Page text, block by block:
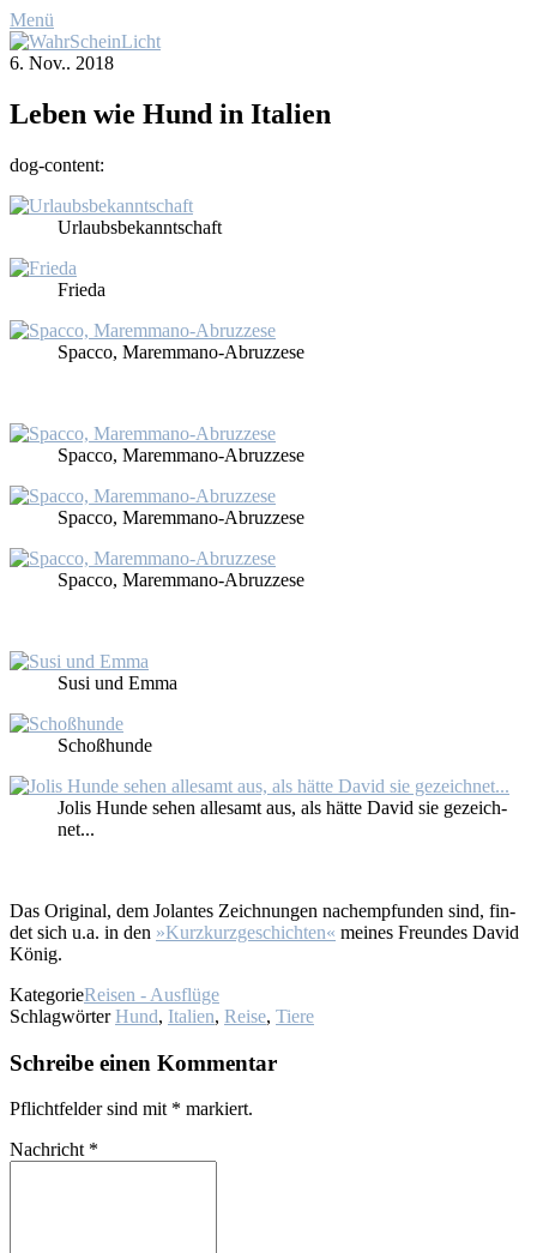
Menü
6. Nov.. 2018
Le­ben wie Hund in Ita­li­en
dog-con­tent:
Ur­laubs­be­kannt­schaft
Frie­da
Spac­co, Ma­rem­ma­no-Abruz­ze­se
Spac­co, Ma­rem­ma­no-Abruz­ze­se
Spac­co, Ma­rem­ma­no-Abruz­ze­se
Spac­co, Ma­rem­ma­no-Abruz­ze­se
Su­si und Em­ma
Schoß­hun­de
Jo­lis Hun­de se­hen al­le­samt aus, als hät­te Da­vid sie ge­zeich­
net...
Das Ori­gi­nal, dem Jo­lan­tes Zeich­nun­gen nach­emp­fun­den sind, fin­
det sich u.a. in den »Kurz­kurz­ge­schich­ten« mei­nes Freun­des Da­vid
Kö­nig.
KategorieReisen - Ausflüge
Schlagwörter Hund, Italien, Reise, Tiere
Schreibe einen Kommentar
Pflichtfelder sind mit * markiert.
Nachricht *